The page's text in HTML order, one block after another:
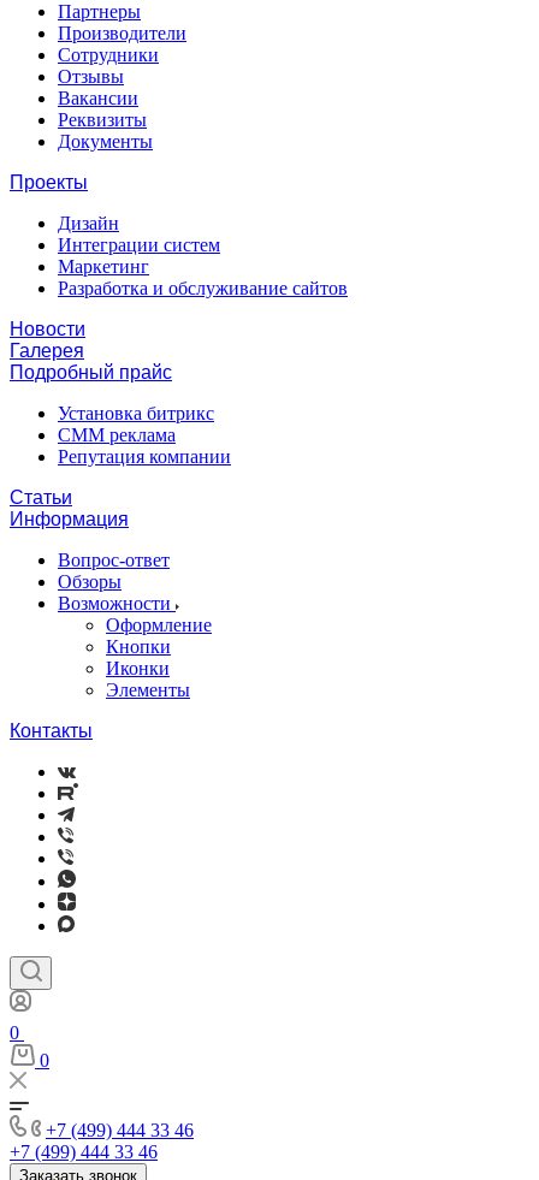
Партнеры
Производители
Сотрудники
Отзывы
Вакансии
Реквизиты
Документы
Проекты
Дизайн
Интеграции систем
Маркетинг
Разработка и обслуживание сайтов
Новости
Галерея
Подробный прайс
Установка битрикс
CMM реклама
Репутация компании
Статьи
Информация
Вопрос-ответ
Обзоры
Возможности
Оформление
Кнопки
Иконки
Элементы
Контакты
0
0
+7 (499) 444 33 46
+7 (499) 444 33 46
Заказать звонок